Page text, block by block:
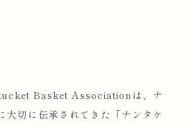
Basket Associationは、ナ
大切に伝承されてきた「ナンタケ